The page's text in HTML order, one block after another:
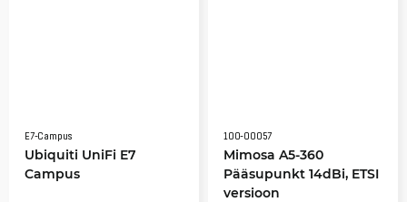
E7-Campus
Ubiquiti UniFi E7
Campus
100-00057
Mimosa A5-360
Pääsupunkt 14dBi, ETSI
versioon